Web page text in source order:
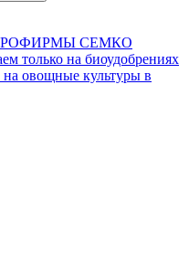
СЕМКО
только на биоудобрениях
овощные культуры в